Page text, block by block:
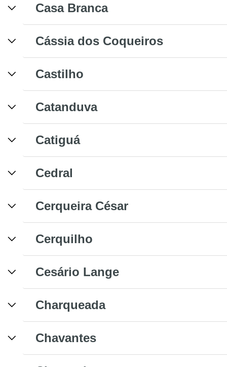
Casa Branca
Cássia dos Coqueiros
Castilho
Catanduva
Catiguá
Cedral
Cerqueira César
Cerquilho
Cesário Lange
Charqueada
Chavantes